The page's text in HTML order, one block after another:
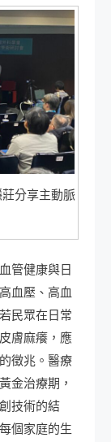
分享主動脈
管健康與日
血壓、高血
民眾在日常
膚麻癢，應
徵兆。醫療
金治療期，
技術的結
個家庭的生